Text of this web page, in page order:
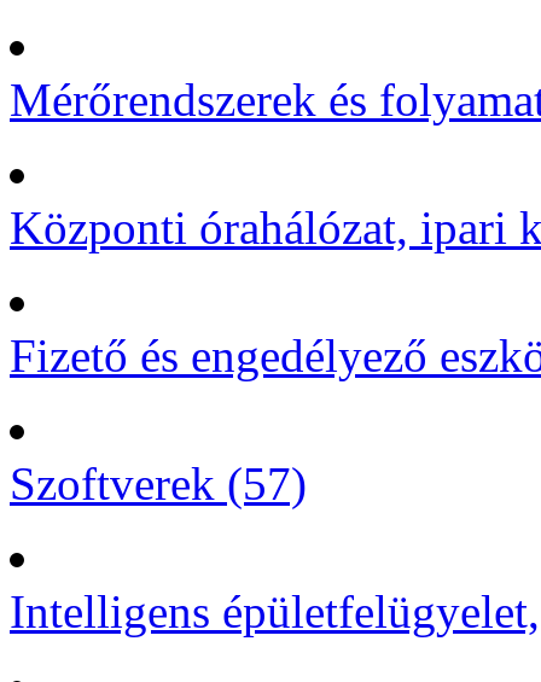
Mérőrendszerek és
Központi órahálózat, ipari
Fizető és engedélyező
Szoftverek (57)
Intelligens